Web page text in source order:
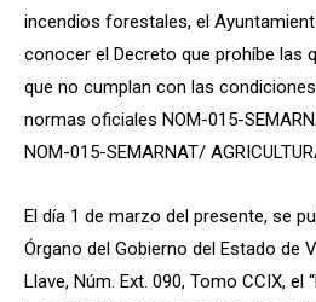
incendios forestales, el
conocer el Decreto que prohíbe las
que no cumplan con las
normas oficiales NOM-015-
NOM-015-SEMARNAT/
El día 1 de marzo del presente, se
Órgano del Gobierno del Estado de
Llave, Núm. Ext. 090, Tomo CCIX, el